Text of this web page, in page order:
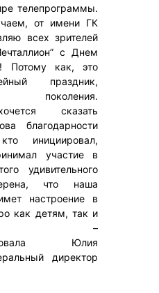
телепрограммы.
от имени ГК
всех зрителей
с Днем
Потому как, это
праздник,
поколения.
сказать
благодарности
инициировал,
участие в
удивительного
что наша
настроение в
как детям, так и
–
Юлия
директор